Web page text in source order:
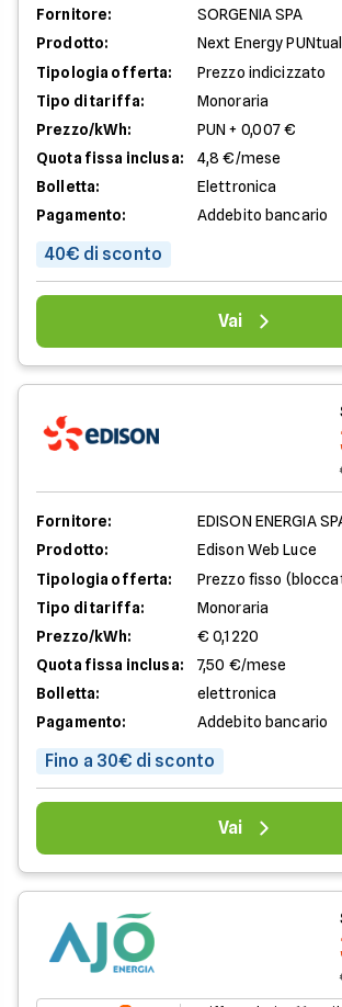
Fornitore:
SORGENIA SPA
Prodotto:
Next Energy
Tipologia offerta:
Prezzo indicizzato
Tipo di tariffa:
Monoraria
Prezzo/kWh:
PUN + 0,007 €
Quota fissa inclusa:
4,8 €/mese
Bolletta:
Elettronica
Pagamento:
Addebito bancario
40€ di sconto
Vai
Fornitore:
EDISON ENERGIA
Prodotto:
Edison Web Luce
Tipologia offerta:
Prezzo fisso
Tipo di tariffa:
Monoraria
Prezzo/kWh:
€ 0,1220
Quota fissa inclusa:
7,50 €/mese
Bolletta:
elettronica
Pagamento:
Addebito bancario
Fino a 30€ di sconto
Vai